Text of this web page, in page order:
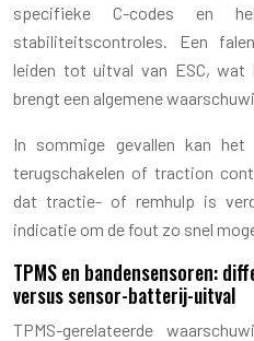
specifieke C-codes en
stabiliteitscontroles. Een
leiden tot uitval van ESC, wat
brengt een algemene
In sommige gevallen kan
terugschakelen of traction
dat tractie- of remhulp is
indicatie om de fout zo snel
TPMS en bandensensoren:
versus sensor-batterij-uitval
TPMS-gerelateerde